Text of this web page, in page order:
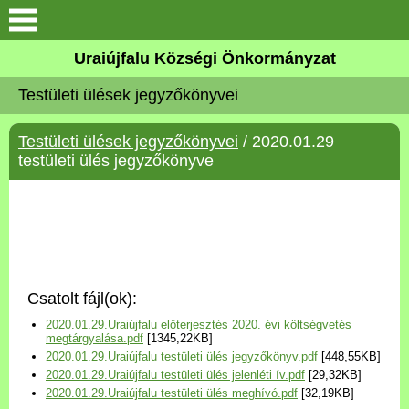
Köszöntő
Elérhetőségek
Uraiújfalu
Választási információk
Versenyképes Járások
Program
Uraiújfalu Községi Önkormányzat
Testületi ülések jegyzőkönyvei
Testületi ülések jegyzőkönyvei / 2020.01.29
testületi ülés jegyzőkönyve
Csatolt fájl(ok):
2020.01.29.Uraiújfalu előterjesztés 2020. évi költségvetés
megtárgyalása.pdf [1345,22KB]
2020.01.29.Uraiújfalu testületi ülés jegyzőkönyv.pdf [448,55KB]
2020.01.29.Uraiújfalu testületi ülés jelenléti ív.pdf [29,32KB]
2020.01.29.Uraiújfalu testületi ülés meghívó.pdf [32,19KB]